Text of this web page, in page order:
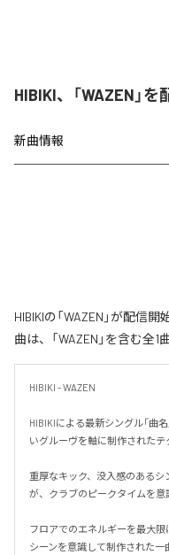
HIBIKI、「WAZEN」
新曲情報
HIBIKIの「WAZEN」が配信
曲は、「WAZEN」を含む全1
HIBIKI - WAZEN
HIBIKIによる最新シングル「曲
いグルーヴを軸に制作されたテ
重厚なキック、没入感のある
が、クラブのピークタイムを意
フロアでのエネルギーを最大
シーンを意識して制作された一